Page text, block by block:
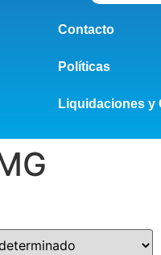
Contacto
Políticas
Liquidaciones y